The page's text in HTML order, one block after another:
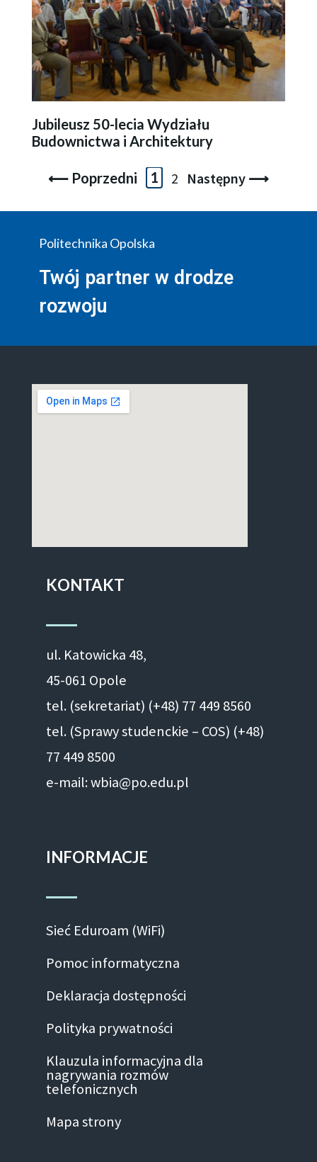
Jubileusz 50-lecia Wydziału
Budownictwa i Architektury
⟵ Poprzedni 1 2 Następny ⟶
Politechnika Opolska
Twój partner w drodze
rozwoju
KONTAKT
ul. Ka­to­wic­ka 48,
45-061 Opole
tel. (sekretariat) (+48) 77 449 8560
tel. (Sprawy studenckie – COS) (+48)
77 449 8500
e-mail: wbia@po.edu.pl
INFORMACJE
Sieć Eduroam (WiFi)
Pomoc informatyczna
Deklaracja dostępności
Polityka prywatności
Klauzula informacyjna dla
nagrywania rozmów
telefonicznych
Mapa strony